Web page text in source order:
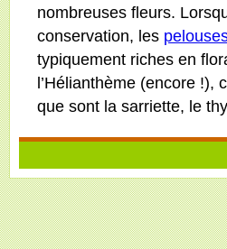
nombreuses fleurs.
conservation, les
typiquement riches en
l’Hélianthème (encore !),
que sont la sarriette, le